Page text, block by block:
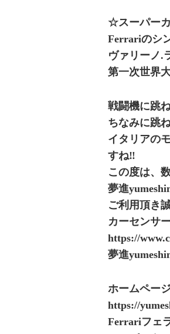
☆スーパー
Ferrariのシ
ヴァリーノ.
第一次世界
戦闘機に跳
ちなみに跳
イタリアの
すね‼️
この度は、
夢進
ご利用頂き
カーセンサ
https://
夢進
ホームペー
https://
Ferrariフェ